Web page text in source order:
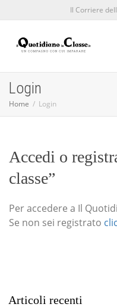
Il Corriere
Login
Home Login
Accedi o
classe”
Per accedere a Il
Se non sei registrato
Articoli recenti